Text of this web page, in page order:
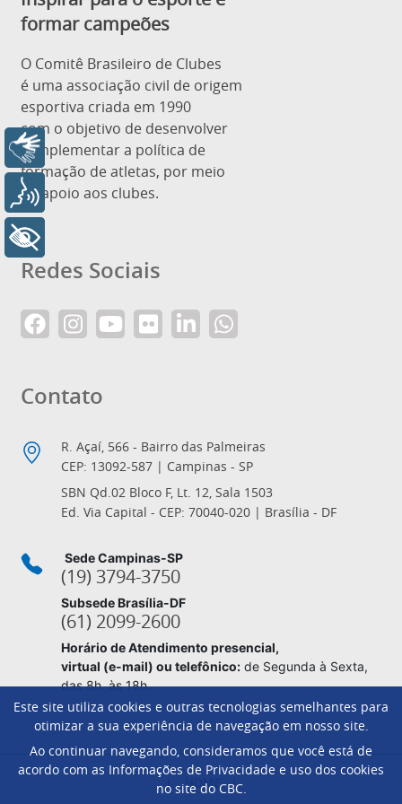
formar campeões
O Comitê Brasileiro de Clubes
é uma associação civil de origem
esportiva criada em 1990
com o objetivo de desenvolver
e implementar a política de
formação de atletas, por meio
de apoio aos clubes.
Redes Sociais
Contato
R. Açaí, 566 - Bairro das Palmeiras
CEP: 13092-587 | Campinas - SP
SBN Qd.02 Bloco F, Lt. 12, Sala 1503
Ed. Via Capital - CEP: 70040-020 | Brasília - DF
Sede Campinas-SP
(19) 3794-3750
Subsede Brasília-DF
(61) 2099-2600
Horário de Atendimento presencial,
virtual (e-mail) ou telefônico: de Segunda à Sexta,
das 8h. às 18h.
Footer
HOME
Este site utiliza cookies e outras tecnologias semelhantes para
otimizar a sua experiência de navegação em nosso site.
Ao continuar navegando, consideramos que você está de
acordo com as Informações de Privacidade e uso dos cookies
no site do CBC.
Libras
Voz